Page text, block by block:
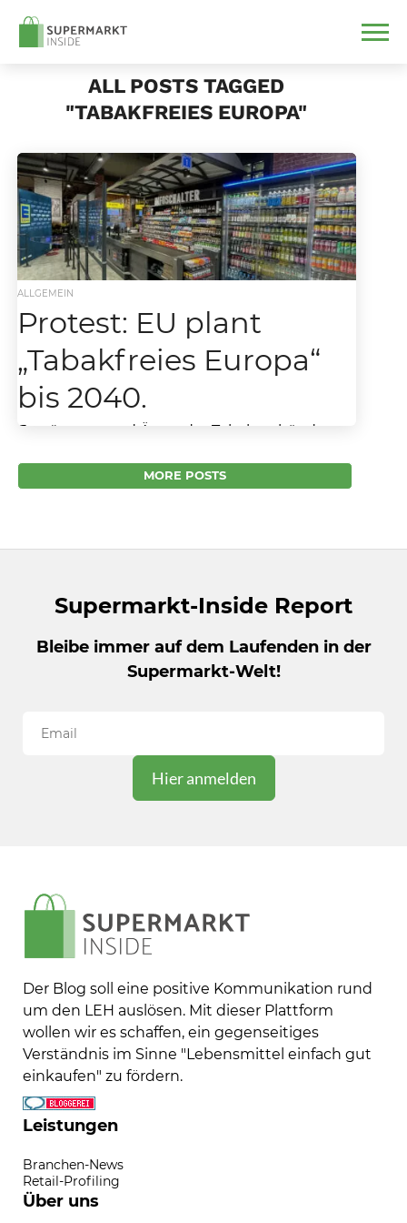
ALL POSTS TAGGED
"TABAKFREIES EUROPA"
ALLGEMEIN
Protest: EU plant
„Tabakfreies Europa“
bis 2040.
Entrüstung und Ärger der Tabakverbände
Europa“ bis 2040. Nun geht es richtig los. Die
MORE POSTS
Supermarkt-Inside Report
Bleibe immer auf dem Laufenden in der
Supermarkt-Welt!
Der Blog soll eine positive Kommunikation rund
um den LEH auslösen. Mit dieser Plattform
wollen wir es schaffen, ein gegenseitiges
Verständnis im Sinne "Lebensmittel einfach gut
einkaufen" zu fördern.
Leistungen
Branchen-News
Retail-Profiling
Über uns